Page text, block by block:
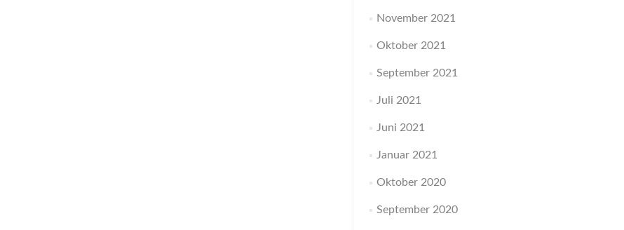
November 2021
Oktober 2021
September 2021
Juli 2021
Juni 2021
Januar 2021
Oktober 2020
September 2020